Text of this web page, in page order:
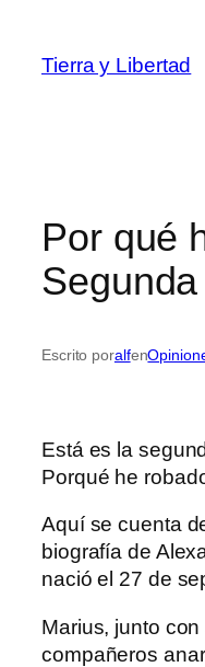
contenido
Tierra y Libertad
Por qué
Escrito poralfen
Está es la
Porqué he
Aquí se cuenta
biografía de
nació el 27 de
Marius, junto
compañeros